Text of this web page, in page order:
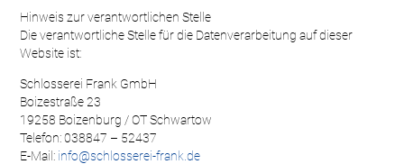
Hinweis zur verantwortlichen Stelle
Die verantwortliche Stelle für die Datenverarbeitung auf dieser
Website ist:
Schlosserei Frank GmbH
Boizestraße 23
19258 Boizenburg / OT Schwartow
Telefon: 038847 – 52437
E-Mail: info@schlosserei-frank.de